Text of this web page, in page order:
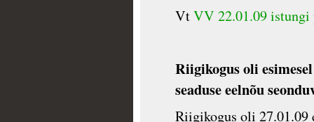
VtVV 22.01.09 istungi
Riigikogus oli
seaduse eelnõu
Riigikogus oli 27.01.09